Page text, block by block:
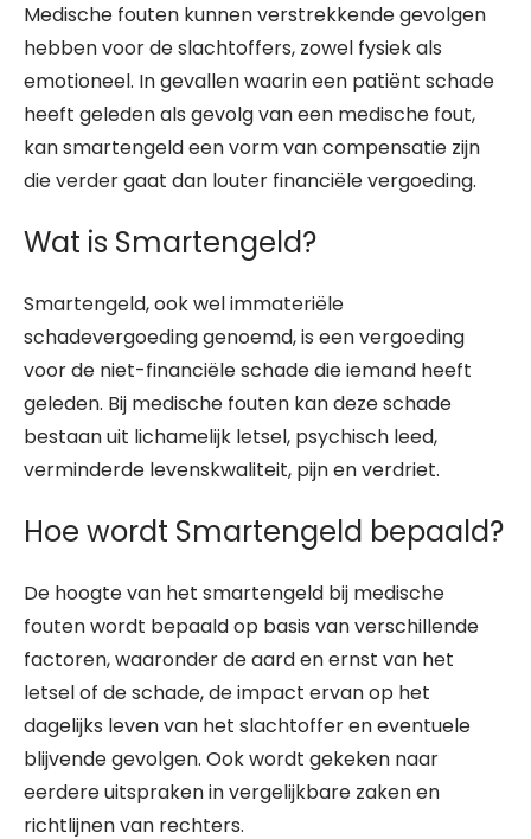
Medische fouten kunnen verstrekkende gevolgen
hebben voor de slachtoffers, zowel fysiek als
emotioneel. In gevallen waarin een patiënt schade
heeft geleden als gevolg van een medische fout,
kan smartengeld een vorm van compensatie zijn
die verder gaat dan louter financiële vergoeding.
Wat is Smartengeld?
Smartengeld, ook wel immateriële
schadevergoeding genoemd, is een vergoeding
voor de niet-financiële schade die iemand heeft
geleden. Bij medische fouten kan deze schade
bestaan uit lichamelijk letsel, psychisch leed,
verminderde levenskwaliteit, pijn en verdriet.
Hoe wordt Smartengeld bepaald?
De hoogte van het smartengeld bij medische
fouten wordt bepaald op basis van verschillende
factoren, waaronder de aard en ernst van het
letsel of de schade, de impact ervan op het
dagelijks leven van het slachtoffer en eventuele
blijvende gevolgen. Ook wordt gekeken naar
eerdere uitspraken in vergelijkbare zaken en
richtlijnen van rechters.